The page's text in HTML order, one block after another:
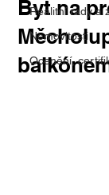
Realitní rady a
Nemovitosti
Ocenění,
Byt na